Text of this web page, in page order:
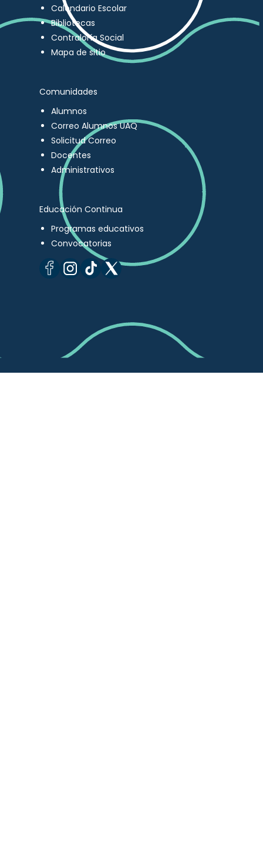
Calendario Escolar
Bibliotecas
Contraloría Social
Mapa de sitio
Comunidades
Alumnos
Correo Alumnos UAQ
Solicitud Correo
Docentes
Administrativos
Educación Continua
Programas educativos
Convocatorias